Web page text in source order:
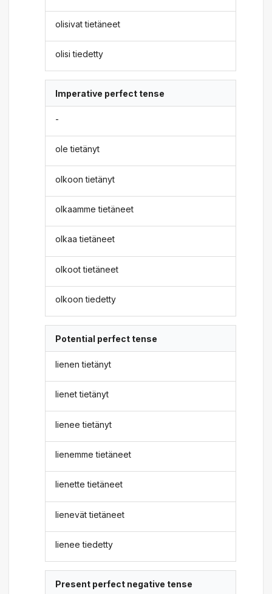
olisivat tietäneet
olisi tiedetty
Imperative perfect tense
-
ole tietänyt
olkoon tietänyt
olkaamme tietäneet
olkaa tietäneet
olkoot tietäneet
olkoon tiedetty
Potential perfect tense
lienen tietänyt
lienet tietänyt
lienee tietänyt
lienemme tietäneet
lienette tietäneet
lienevät tietäneet
lienee tiedetty
Present perfect negative tense